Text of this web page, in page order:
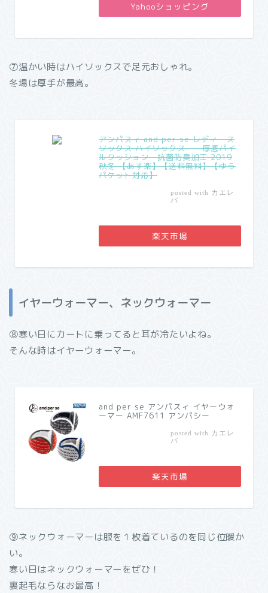
Yahooショッピング
⑦温かい時はハイソックスで足元おしゃれ。
冬場は厚手が最高。
アンパスィ and per se レディース
ソックス ハイソックス 厚底パイ
ルクッション 抗菌防臭加工 2019
秋冬 【あす楽】【送料無料】【ゆう
パケット対応】
posted with カエレ
バ
楽天市場
イヤーウォーマー、ネックウォーマー
⑧寒い日にカートに乗ってると耳が冷たいよね。
そんな時はイヤーウォーマー。
and per se アンパスィ イヤーウォ
ーマー AMF7611 アンパシー
posted with カエレ
バ
楽天市場
⑨ネックウォーマーは服を１枚着ているのを同じ位暖か
い。
寒い日はネックウォーマーをぜひ！
裏起毛ならなお最高！